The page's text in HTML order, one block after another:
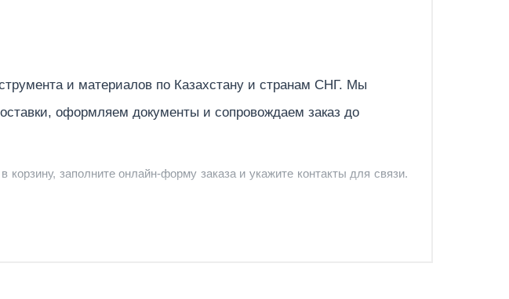
и материалов по Казахстану и странам СНГ. Мы
оформляем документы и сопровождаем заказ до
заполните онлайн-форму заказа и укажите контакты для связи.
стоимость поставки и предложить удобный вариант доставки.